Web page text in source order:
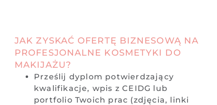
JAK ZYSKAĆ OFERTĘ BIZNESOWĄ NA
PROFESJONALNE KOSMETYKI DO
MAKIJAŻU?
Prześlij dyplom potwierdzający
kwalifikacje, wpis z CEIDG lub
portfolio Twoich prac (zdjęcia, linki